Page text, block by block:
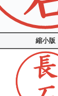
縮小版